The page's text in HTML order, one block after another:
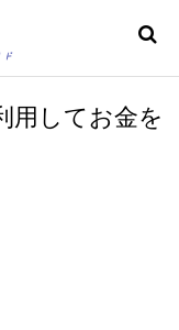
用してお金を